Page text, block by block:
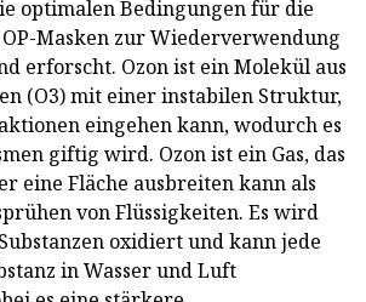
optimalen Bedingungen für die
Masken zur Wiederverwendung
erforscht. Ozon ist ein Molekül aus
(O3) mit einer instabilen Struktur,
eingehen kann, wodurch es
giftig wird. Ozon ist ein Gas, das
eine Fläche ausbreiten kann als
von Flüssigkeiten. Es wird
oxidiert und kann jede
in Wasser und Luft